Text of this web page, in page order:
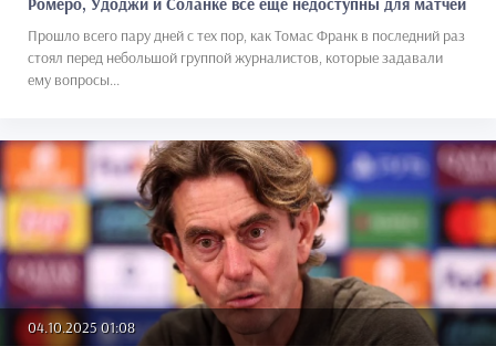
Прошло всего пару дней с тех пор, как Томас Франк в последний раз
стоял перед небольшой группой журналистов, которые задавали
ему вопросы...
04.10.2025 01:08